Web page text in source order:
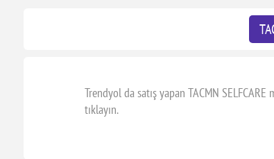
Trendyol da satış yapan TACMN
tıklayın.